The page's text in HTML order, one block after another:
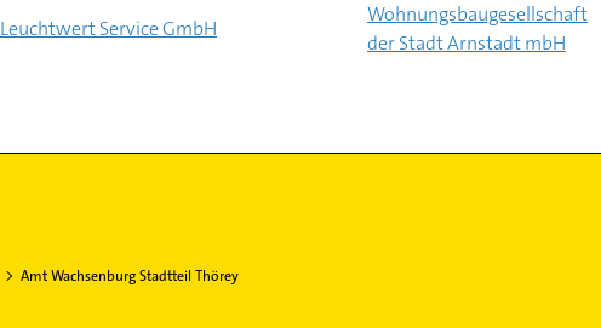
Leuchtwert Service GmbH
Wohnungsbaugesellschaft
der Stadt Arnstadt mbH
Amt Wachsenburg Stadtteil Thörey